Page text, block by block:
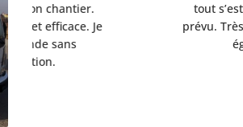
tout s’est déroulé comme
prévu. Très bon service client